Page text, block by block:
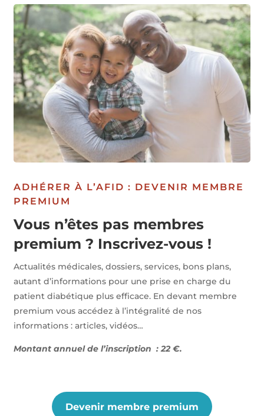
ADHÉRER À L’AFID : DEVENIR MEMBRE
PREMIUM
Vous n’êtes pas membres
premium ? Inscrivez-vous !
Actualités médicales, dossiers, services, bons plans,
autant d’informations pour une prise en charge du
patient diabétique plus efficace. En devant membre
premium vous accédez à l’intégralité de nos
informations : articles, vidéos…
Montant annuel de l’inscription : 22 €.
Devenir membre premium